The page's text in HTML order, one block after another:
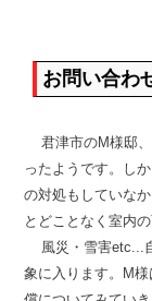
お問い合わ
君津市のM様邸
ったようです。し
の対処もしていな
とどことなく室内
風災・雪害etc...
象に入ります。M